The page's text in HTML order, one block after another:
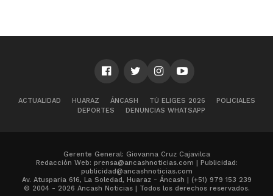
ACTUALIDAD HUARAZ ÁNCASH TÚ ELIGES 2026
POLICIALES
DEPORTES
DENUNCIAS WHATSAPP
Gerente General: Giovanna Cruz Cajavilca
Redacción Web: prensa@ancashnoticias.com | Publicidad:
publicidad@ancashnoticias.com
Av. Atusparia 616, La Soledad, Huaraz - Áncash | (+51) 979 153 239
© 2004 - 2026 Ancash Noticias | Todos los derechos reservados.